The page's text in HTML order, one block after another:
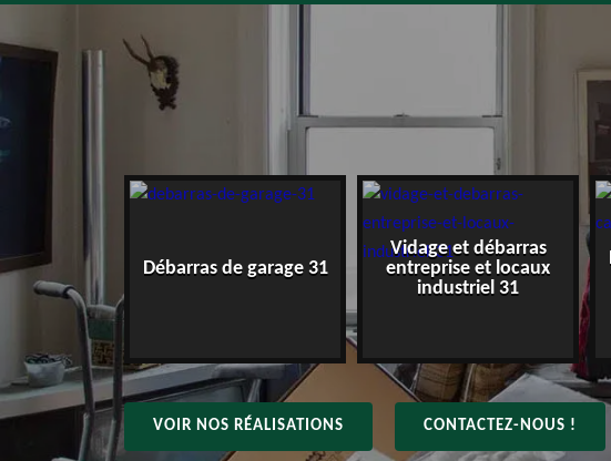
maison 31 Débarras de garage 31
Vidage et débarras
entreprise et locaux
industriel 31
VOIR NOS RÉALISATIONS CONTACTEZ-NOUS !